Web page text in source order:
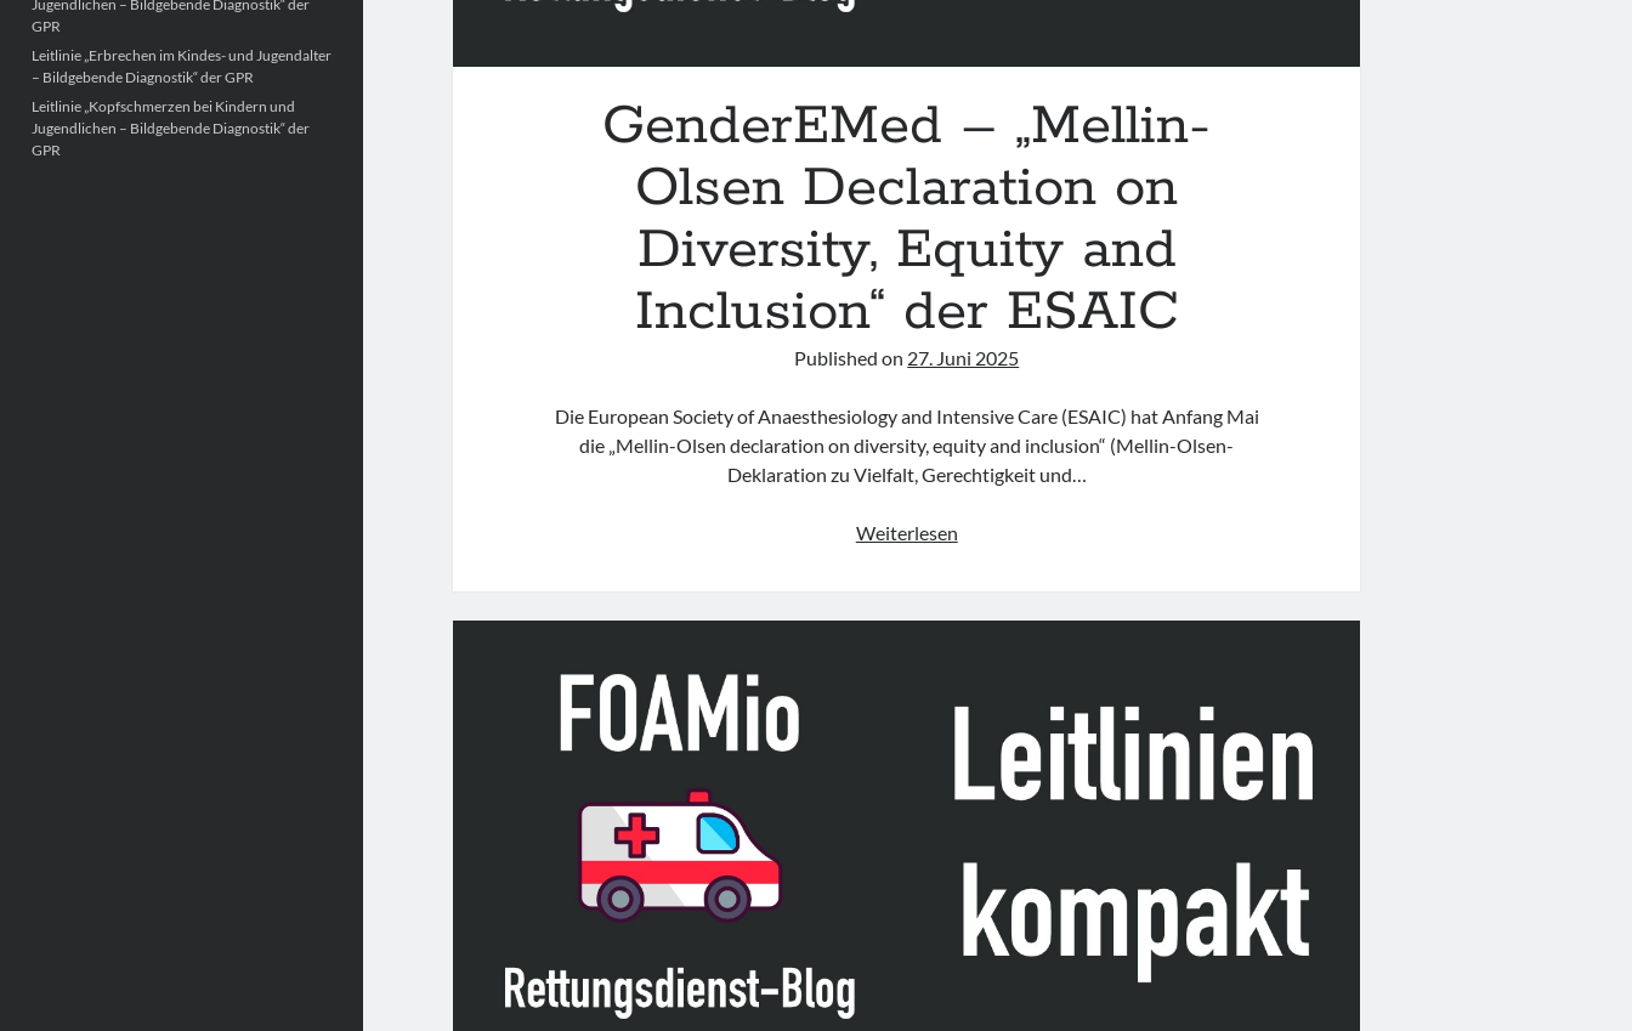
Jugendlichen – Bildgebende Diagnostik“ der
GPR
Leitlinie „Erbrechen im Kindes- und Jugendalter
– Bildgebende Diagnostik“ der GPR
Leitlinie „Kopfschmerzen bei Kindern und
Jugendlichen – Bildgebende Diagnostik“ der
GPR
GenderEMed – „Mellin-
Olsen Declaration on
Diversity, Equity and
Inclusion“ der ESAIC
Published on 27. Juni 2025
Die European Society of Anaesthesiology and Intensive Care (ESAIC) hat Anfang Mai
die „Mellin-Olsen declaration on diversity, equity and inclusion“ (Mellin-Olsen-
Deklaration zu Vielfalt, Gerechtigkeit und…
WeiterlesenGenderEMed
Olsen
Diversity,
Equity
Inclusion“